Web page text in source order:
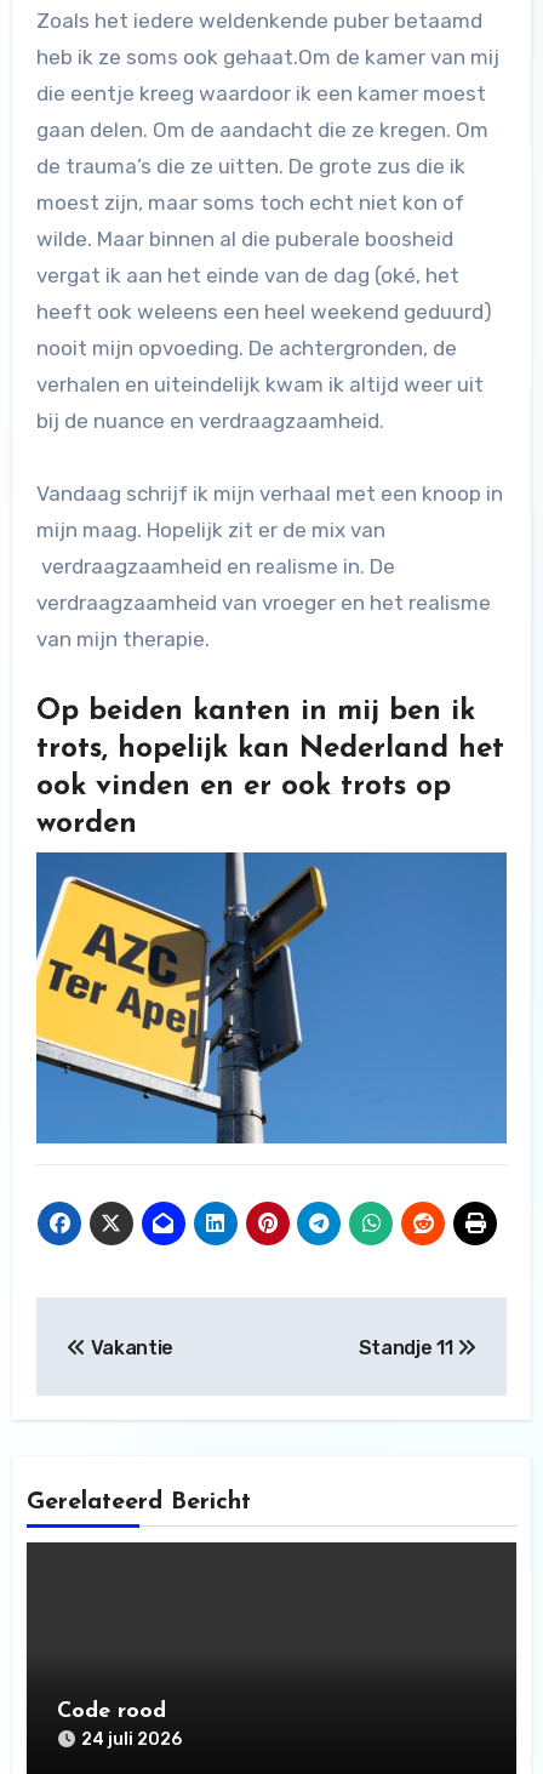
Zoals het iedere weldenkende puber betaamd
heb ik ze soms ook gehaat.Om de kamer van mij
die eentje kreeg waardoor ik een kamer moest
gaan delen. Om de aandacht die ze kregen. Om
de trauma’s die ze uitten. De grote zus die ik
moest zijn, maar soms toch echt niet kon of
wilde. Maar binnen al die puberale boosheid
vergat ik aan het einde van de dag (oké, het
heeft ook weleens een heel weekend geduurd)
nooit mijn opvoeding. De achtergronden, de
verhalen en uiteindelijk kwam ik altijd weer uit
bij de nuance en verdraagzaamheid.
Vandaag schrijf ik mijn verhaal met een knoop in
mijn maag. Hopelijk zit er de mix van
verdraagzaamheid en realisme in. De
verdraagzaamheid van vroeger en het realisme
van mijn therapie.
Op beiden kanten in mij ben ik
trots, hopelijk kan Nederland het
ook vinden en er ook trots op
worden
Vakantie Standje 11
Gerelateerd Bericht
Code rood
24 juli 2026